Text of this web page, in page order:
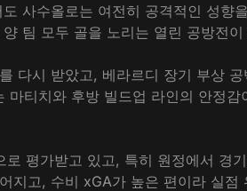
사수올로는 여전히 공격적인 성향
팀 모두 골을 노리는 열린 공방전
다시 받았고, 베라르디 장기 부상
티치와 후방 빌드업 라인의 안정감
평가받고 있고, 특히 원정에서 경
지고, 수비 xGA가 높은 편이라 실점